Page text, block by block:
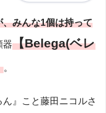
みんな1個は持って
器【Belega(ベレ
。
』こと藤田ニコルさ